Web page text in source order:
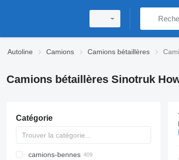
Autoline Camions Camions bétaillères
Camions bétaillères Sinotruk
Catégorie
camions-bennes